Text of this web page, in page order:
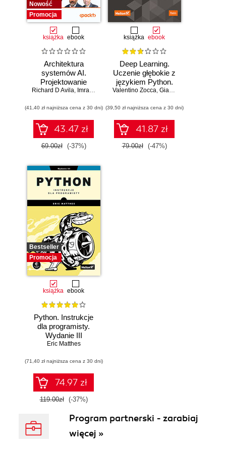
Nowość
Promocja
książka ebook
Architektura
systemów AI.
Projektowanie
skalowalnego i
oprogramowania
Richard D Avila, Imran Ahmad
(41,40 zł najniższa cena z 30 dni)
43.47 zł
69.00zł (-37%)
książka ebook
Deep Learning.
Uczenie głębokie z
językiem Python.
Sztuczna
neuronowe
Valentino Zocca, Gianmario Spacagna
(39,50 zł najniższa cena z 30 dni)
41.87 zł
79.00zł (-47%)
Bestseller
Promocja
książka ebook
Python. Instrukcje
dla programisty.
Wydanie III
Eric Matthes
(71,40 zł najniższa cena z 30 dni)
74.97 zł
119.00zł (-37%)
Program partnerski - zarabiaj
więcej »